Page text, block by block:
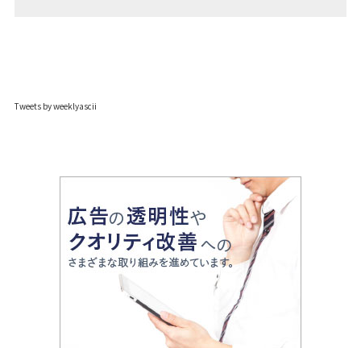
Tweets by weeklyascii